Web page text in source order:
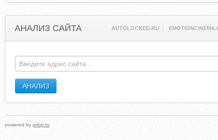
АНАЛИЗ САЙТА AUTOLOCKED.RU
powered by prlog.ru